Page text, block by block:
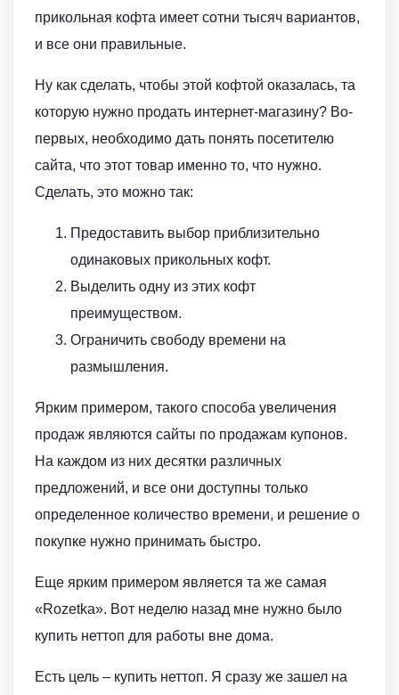
прикольная кофта имеет сотни тысяч вариантов,
и все они правильные.
Ну как сделать, чтобы этой кофтой оказалась, та
которую нужно продать интернет-магазину? Во-
первых, необходимо дать понять посетителю
сайта, что этот товар именно то, что нужно.
Сделать, это можно так:
Предоставить выбор приблизительно
одинаковых прикольных кофт.
Выделить одну из этих кофт
преимуществом.
Ограничить свободу времени на
размышления.
Ярким примером, такого способа увеличения
продаж являются сайты по продажам купонов.
На каждом из них десятки различных
предложений, и все они доступны только
определенное количество времени, и решение о
покупке нужно принимать быстро.
Еще ярким примером является та же самая
«Rozetka». Вот неделю назад мне нужно было
купить неттоп для работы вне дома.
Есть цель – купить неттоп. Я сразу же зашел на